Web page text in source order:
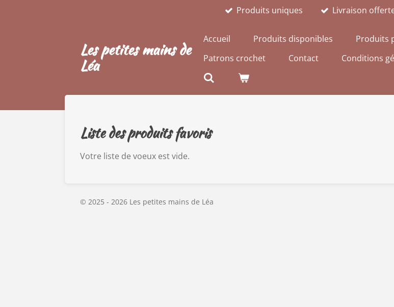
Produits uniques Livraison
Les petites mains de
Léa
Accueil Produits disponibles Produits
Patrons crochet
Contact Conditions
Liste des produits favoris
Votre liste de voeux est vide.
© 2025 - 2026 Les petites mains de Léa